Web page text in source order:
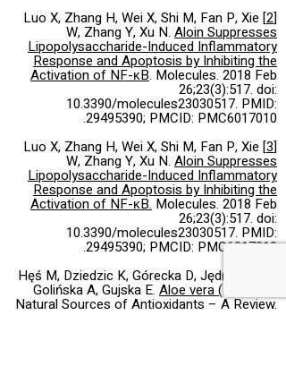
[2]
Luo X, Zhang H, Wei X, Shi M, Fan P, Xie
W, Zhang Y, Xu N. Aloin Suppresses
Lipopolysaccharide-Induced Inflammatory
Response and Apoptosis by Inhibiting the
Activation of NF-κB. Molecules. 2018 Feb
26;23(3):517. doi:
10.3390/molecules23030517. PMID:
29495390; PMCID: PMC6017010.
[3]
Luo X, Zhang H, Wei X, Shi M, Fan P, Xie
W, Zhang Y, Xu N. Aloin Suppresses
Lipopolysaccharide-Induced Inflammatory
Response and Apoptosis by Inhibiting the
Activation of NF-κB. Molecules. 2018 Feb
26;23(3):517. doi:
10.3390/molecules23030517. PMID:
29495390; PMCID: PMC6017010.
Hęś M, Dziedzic K, Górecka D, Jędrusek-
Golińska A, Gujska E. Aloe vera (L.) Webb:
Natural Sources of Antioxidants – A Review.